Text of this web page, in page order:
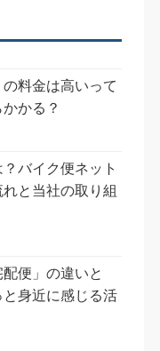
の料金は高いって
かる？
バイク便ネット
と当社の取り組
配便」の違いと
身近に感じる活